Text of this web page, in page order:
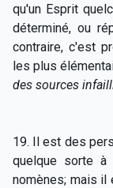
qu'un Esprit
déterminé, ou
contraire, c'est
les plus
des sources
19. Il est des
quelque sorte à
nomènes; mais il